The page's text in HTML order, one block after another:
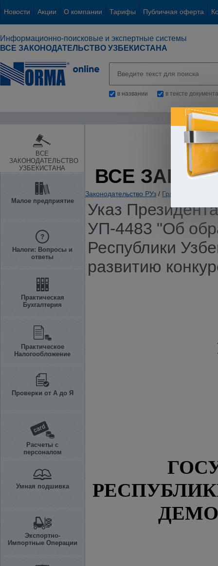
Новости Акции О компании Тарифы Публичная оферта
Информационно-поисковые и экспертные системы
ВСЕ ЗАКОНОДАТЕЛЬСТВО УЗБЕКИСТАНА
в названии в тексте документа
ВСЕ
ЗАКОНОДАТЕЛЬСТВО
УЗБЕКИСТАНА
Малое предприятие
Налоги: Вопросы и
ответы
Практическая
Бухгалтерия
Практическое
Налогообложение
Проверки от А до Я
Расчеты с
персоналом
Умная подшивка
Экспортно-
Импортные Операции
ВСЕ
Законодательство РУз / Гражданское и
Указ
УП-4483 "Об
Республики
развитию